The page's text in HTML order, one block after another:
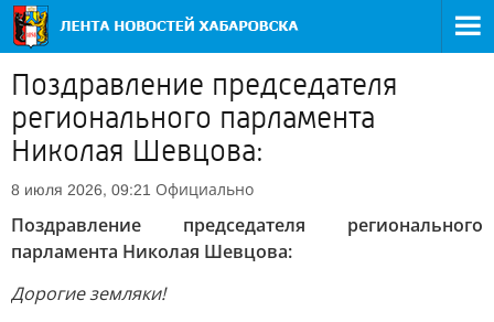
Поздравление председателя
регионального парламента
Николая Шевцова:
8 июля 2026, 09:21 Официально
Поздравление председателя регионального
парламента Николая Шевцова:
Дорогие земляки!